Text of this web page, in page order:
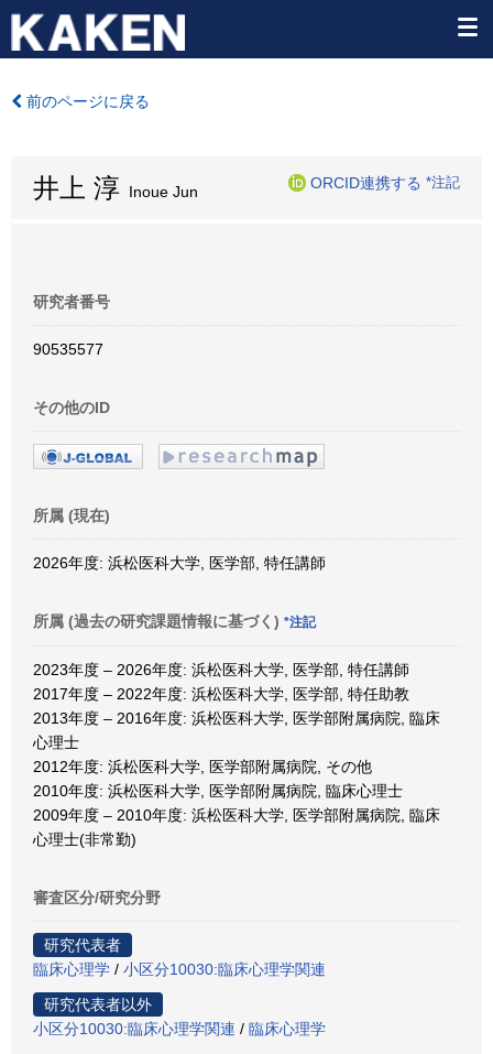
前のページに戻る
井上 淳 Inoue Jun
ORCID連携する *注記
研究者番号
90535577
その他のID
所属 (現在)
2026年度: 浜松医科大学, 医学部, 特任講師
所属 (過去の研究課題情報に基づく) *注記
2023年度 – 2026年度: 浜松医科大学, 医学部, 特任講師
2017年度 – 2022年度: 浜松医科大学, 医学部, 特任助教
2013年度 – 2016年度: 浜松医科大学, 医学部附属病院, 臨床
心理士
2012年度: 浜松医科大学, 医学部附属病院, その他
2010年度: 浜松医科大学, 医学部附属病院, 臨床心理士
2009年度 – 2010年度: 浜松医科大学, 医学部附属病院, 臨床
心理士(非常勤)
審査区分/研究分野
研究代表者
臨床心理学 / 小区分10030:臨床心理学関連
研究代表者以外
小区分10030:臨床心理学関連 / 臨床心理学